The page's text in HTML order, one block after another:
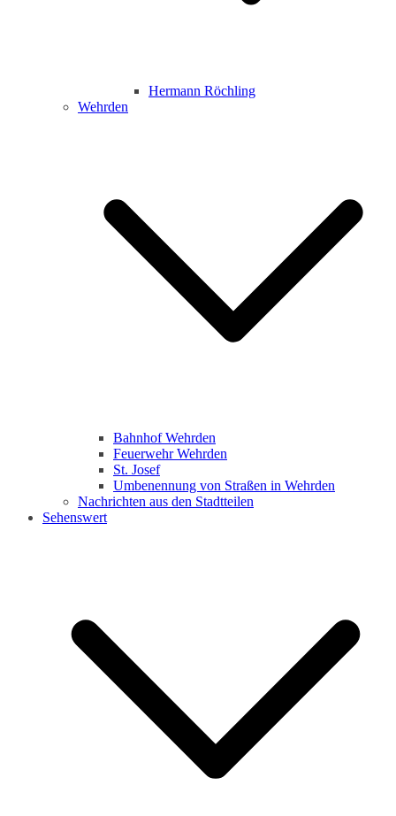
Hermann Röchling
Wehrden
Bahnhof Wehrden
Feuerwehr Wehrden
St. Josef
Umbenennung von Straßen in Wehrden
Nachrichten aus den Stadtteilen
Sehenswert